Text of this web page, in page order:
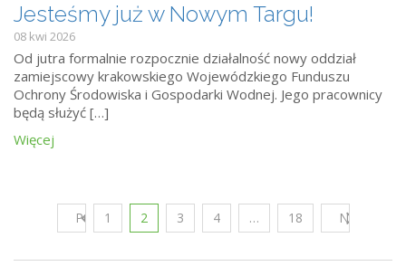
Jesteśmy już w Nowym Targu!
08 kwi 2026
Od jutra formalnie rozpocznie działalność nowy oddział
zamiejscowy krakowskiego Wojewódzkiego Funduszu
Ochrony Środowiska i Gospodarki Wodnej. Jego pracownicy
będą służyć […]
Więcej
Poprzedni
1 2 3 4 … 18 Następny